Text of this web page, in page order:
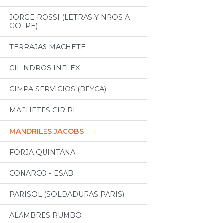
JORGE ROSSI (LETRAS Y NROS A
GOLPE)
TERRAJAS MACHETE
CILINDROS INFLEX
CIMPA SERVICIOS (BEYCA)
MACHETES CIRIRI
MANDRILES JACOBS
FORJA QUINTANA
CONARCO - ESAB
PARISOL (SOLDADURAS PARIS)
ALAMBRES RUMBO